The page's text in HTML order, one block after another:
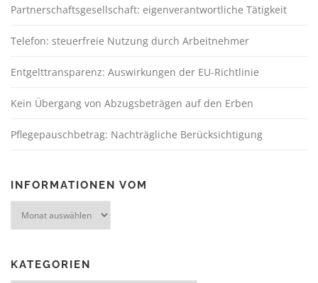
Partnerschaftsgesellschaft: eigenverantwortliche Tätigkeit
Telefon: steuerfreie Nutzung durch Arbeitnehmer
Entgelttransparenz: Auswirkungen der EU-Richtlinie
Kein Übergang von Abzugsbeträgen auf den Erben
Pflegepauschbetrag: Nachträgliche Berücksichtigung
INFORMATIONEN VOM
KATEGORIEN